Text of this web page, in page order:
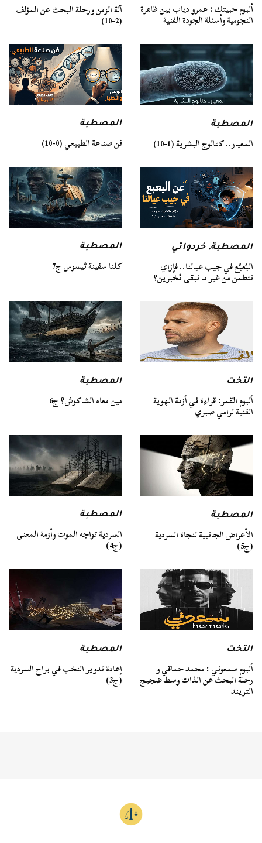
ألبوم حبيتك : عمرو دياب بين ظاهرة
النجومية وأسئلة الجودة الفنية
آلة الزمن ورحلة البحث عن المؤلف
(2-10)
المصطبة
المعيار.. كتالوج البشرية (1-10)
المصطبة
فن صناعة الطبيعي (0-10)
المصطبة,خردواتي
البُعبُع في جيب عيالنا.. فإزاي
نتطمن من غير ما نبقى مُخبرين؟
المصطبة
كلنا سفينة ثيسوس ج7
التخت
ألبوم القمر: قراءة في أزمة الهوية
الفنية لرامي صبري
المصطبة
مين معاه الشاكوش؟ ج6
المصطبة
الأعراض الجانبية لنجاة السردية
(ج5)
المصطبة
السردية تواجه الموت وأزمة المعنى
(ج4)
التخت
ألبوم سمعوني : محمد حماقي و
رحلة البحث عن الذات وسط ضجيج
التريند
المصطبة
إعادة تدوير النخب في براح السردية
(ج3)